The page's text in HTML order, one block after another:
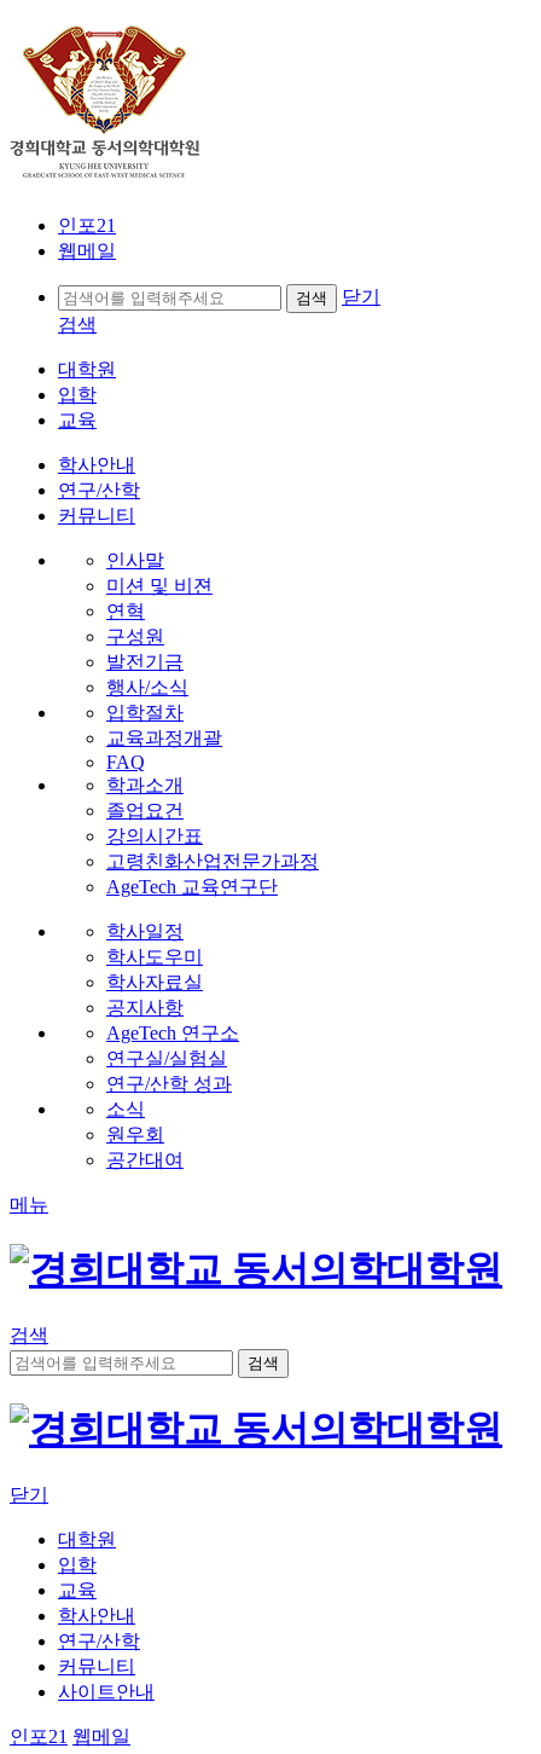
인포21
웹메일
닫기
검색
대학원
입학
교육
학사안내
연구/산학
커뮤니티
인사말
미션 및 비젼
연혁
구성원
발전기금
행사/소식
입학절차
교육과정개괄
FAQ
학과소개
졸업요건
강의시간표
고령친화산업전문가과정
AgeTech 교육연구단
학사일정
학사도우미
학사자료실
공지사항
AgeTech 연구소
연구실/실험실
연구/산학 성과
소식
원우회
공간대여
메뉴
검색
닫기
대학원
입학
교육
학사안내
연구/산학
커뮤니티
사이트안내
인포21 웹메일